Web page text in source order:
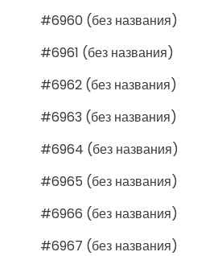
#6960 (без названия)
#6961 (без названия)
#6962 (без названия)
#6963 (без названия)
#6964 (без названия)
#6965 (без названия)
#6966 (без названия)
#6967 (без названия)